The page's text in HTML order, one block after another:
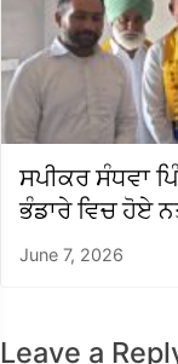
ਸਪੀਕਰ ਸੰਧਵਾ
ਭੰਡਾਰੇ ਵਿਚ ਹੋਏ
June 7, 2026
Leave a